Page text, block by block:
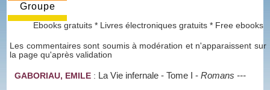
Groupe
Ebooks gratuits * Livres électroniques gratuits * Free ebooks
Les commentaires sont soumis à modération et n'apparaissent sur
la page qu'après validation
GABORIAU, EMILE : La Vie infernale - Tome I -Romans ---